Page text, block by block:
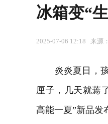
冰箱变“
2025-07-06 12:18 来源
炎炎夏日，孩
厘子，几天就蔫
高能一夏”新品